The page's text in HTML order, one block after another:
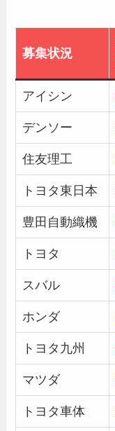
募集状況
アイシン
デンソー
住友理工
トヨタ東日本
豊田自動織機
トヨタ
スバル
ホンダ
トヨタ九州
マツダ
トヨタ車体